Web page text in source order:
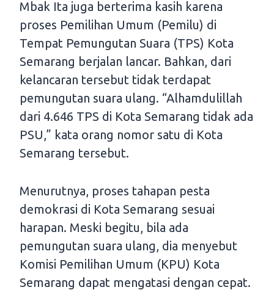
Mbak Ita juga berterima kasih karena
proses Pemilihan Umum (Pemilu) di
Tempat Pemungutan Suara (TPS) Kota
Semarang berjalan lancar. Bahkan, dari
kelancaran tersebut tidak terdapat
pemungutan suara ulang. “Alhamdulillah
dari 4.646 TPS di Kota Semarang tidak ada
PSU,” kata orang nomor satu di Kota
Semarang tersebut.
Menurutnya, proses tahapan pesta
demokrasi di Kota Semarang sesuai
harapan. Meski begitu, bila ada
pemungutan suara ulang, dia menyebut
Komisi Pemilihan Umum (KPU) Kota
Semarang dapat mengatasi dengan cepat.